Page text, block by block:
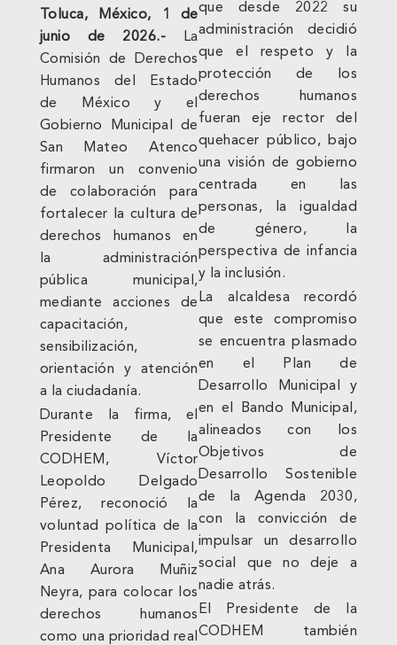
Toluca, México, 1 de
junio de 2026.- La
Comisión de Derechos
Humanos del Estado
de México y el
Gobierno Municipal de
San Mateo Atenco
firmaron un convenio
de colaboración para
fortalecer la cultura de
derechos humanos en
la administración
pública municipal,
mediante acciones de
capacitación,
sensibilización,
orientación y atención
a la ciudadanía.
Durante la firma, el
Presidente de la
CODHEM, Víctor
Leopoldo Delgado
Pérez, reconoció la
voluntad política de la
Presidenta Municipal,
Ana Aurora Muñiz
Neyra, para colocar los
derechos humanos
como una prioridad real
que desde 2022 su
administración decidió
que el respeto y la
protección de los
derechos humanos
fueran eje rector del
quehacer público, bajo
una visión de gobierno
centrada en las
personas, la igualdad
de género, la
perspectiva de infancia
y la inclusión.
La alcaldesa recordó
que este compromiso
se encuentra plasmado
en el Plan de
Desarrollo Municipal y
en el Bando Municipal,
alineados con los
Objetivos de
Desarrollo Sostenible
de la Agenda 2030,
con la convicción de
impulsar un desarrollo
social que no deje a
nadie atrás.
El Presidente de la
CODHEM también